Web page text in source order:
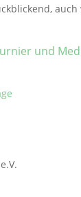
auch
und